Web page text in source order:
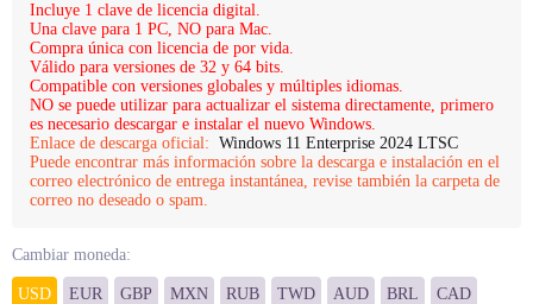
Incluye 1 clave de licencia digital.
Una clave para 1 PC, NO para Mac.
Compra única con licencia de por vida.
Válido para versiones de 32 y 64 bits.
Compatible con versiones globales y múltiples idiomas.
NO se puede utilizar para actualizar el sistema directamente, primero
es necesario descargar e instalar el nuevo Windows.
Enlace de descarga oficial: Windows 11 Enterprise 2024 LTSC
Puede encontrar más información sobre la descarga e instalación en el
correo electrónico de entrega instantánea, revise también la carpeta de
correo no deseado o spam.
Cambiar moneda:
USD EUR GBP MXN RUB TWD AUD BRL CAD